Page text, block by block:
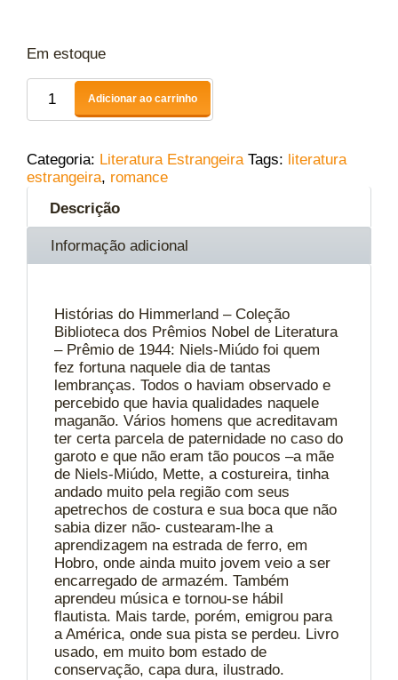
Em estoque
Adicionar ao carrinho
Categoria: Literatura Estrangeira Tags: literatura
estrangeira, romance
Descrição
Informação adicional
Histórias do Himmerland – Coleção
Biblioteca dos Prêmios Nobel de Literatura
– Prêmio de 1944: Niels-Miúdo foi quem
fez fortuna naquele dia de tantas
lembranças. Todos o haviam observado e
percebido que havia qualidades naquele
maganão. Vários homens que acreditavam
ter certa parcela de paternidade no caso do
garoto e que não eram tão poucos –a mãe
de Niels-Miúdo, Mette, a costureira, tinha
andado muito pela região com seus
apetrechos de costura e sua boca que não
sabia dizer não- custearam-lhe a
aprendizagem na estrada de ferro, em
Hobro, onde ainda muito jovem veio a ser
encarregado de armazém. Também
aprendeu música e tornou-se hábil
flautista. Mais tarde, porém, emigrou para
a América, onde sua pista se perdeu. Livro
usado, em muito bom estado de
conservação, capa dura, ilustrado.